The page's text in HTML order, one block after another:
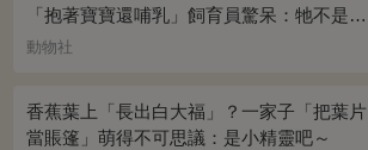
「抱著寶寶還哺乳」飼育員驚呆：牠不是公
的嗎？
動物社
香蕉葉上「長出白大福」？一家子「把葉片
當賬篷」萌得不可思議：是小精靈吧～